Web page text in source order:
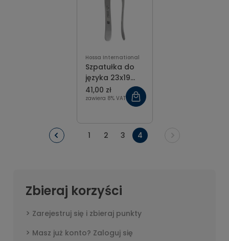
Hossa International
Szpatułka do
języka 23x19
mm, dł. 15 cm
41,00 zł
zawiera 8% VAT
1 2 3 4
Zbieraj korzyści
Zarejestruj się i zbieraj punkty
Masz już konto? Zaloguj się